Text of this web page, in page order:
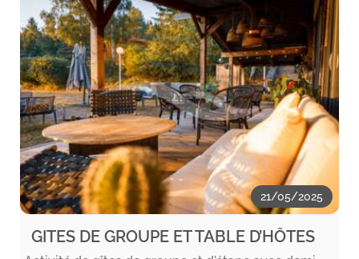
21/05/2025
GITES DE GROUPE ET TABLE D’HÔTES